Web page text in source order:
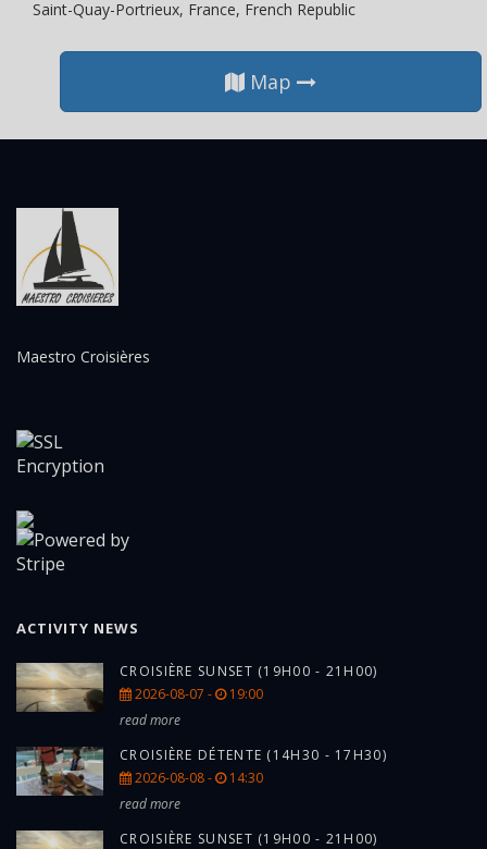
Saint-Quay-Portrieux, France, French Republic
Map
Maestro Croisières
ACTIVITY NEWS
CROISIÈRE SUNSET (19H00 - 21H00)
2026-08-07 -
19:00
read more
CROISIÈRE DÉTENTE (14H30 - 17H30)
2026-08-08 -
14:30
read more
CROISIÈRE SUNSET (19H00 - 21H00)